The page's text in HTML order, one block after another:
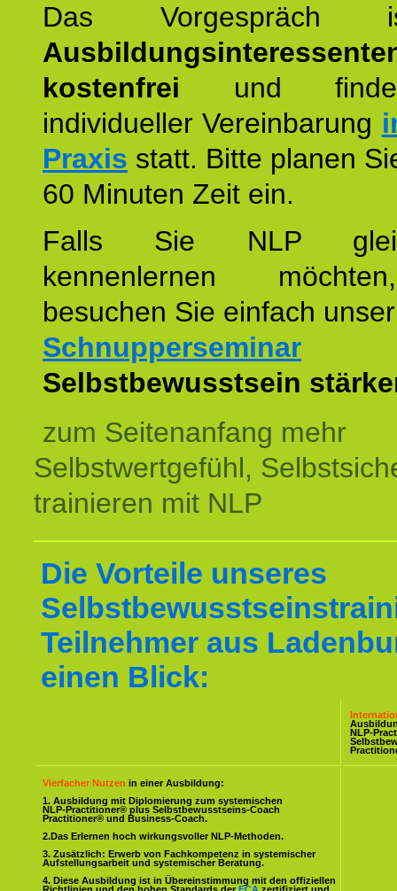
Das
kostenfrei und
individueller Vereinbarung
Praxis statt. Bitte planen
60 Minuten Zeit ein.
Falls Sie NLP
kennenlernen
besuchen Sie einfach unser
Schnupperseminar
Selbstbewusstsein
zum Seitenanfang mehr
Selbstwertgefühl,
trainieren mit NLP
Die Vorteile unseres
Teilnehmer aus
einen Blick:
NLP-
Vierfacher Nutzen in einer Ausbildung:
1. Ausbildung mit Diplomierung zum systemischen
NLP-Practitioner® plus Selbstbewusstseins-Coach
Practitioner® und Business-Coach.
2.Das Erlernen hoch wirkungsvoller NLP-Methoden.
3. Zusätzlich: Erwerb von Fachkompetenz in systemischer
Aufstellungsarbeit und systemischer Beratung.
4. Diese Ausbildung ist in Übereinstimmung mit den offiziellen